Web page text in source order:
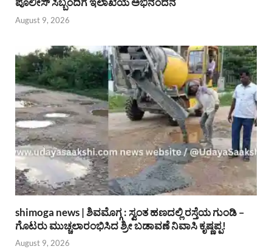
August 9, 2026
shimoga news | ಶಿವಮೊಗ್ಗ : ಸ್ವಂತ ಹಣದಲ್ಲಿ ರಸ್ತೆಯ ಗುಂಡಿ –
ಗೊಟರು ಮುಚ್ಚಲಾರಂಭಿಸಿದ ಶ್ರೀ ಬಡಾವಣೆ ನಿವಾಸಿ ಕೃಷ್ಣಪ್ಪ!
August 9, 2026